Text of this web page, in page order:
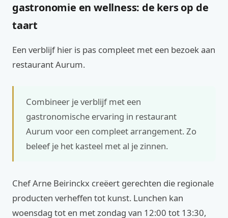
gastronomie en wellness: de kers op de
taart
Een verblijf hier is pas compleet met een bezoek aan
restaurant Aurum.
Combineer je verblijf met een
gastronomische ervaring in restaurant
Aurum voor een compleet arrangement. Zo
beleef je het kasteel met al je zinnen.
Chef Arne Beirinckx creëert gerechten die regionale
producten verheffen tot kunst. Lunchen kan
woensdag tot en met zondag van 12:00 tot 13:30,